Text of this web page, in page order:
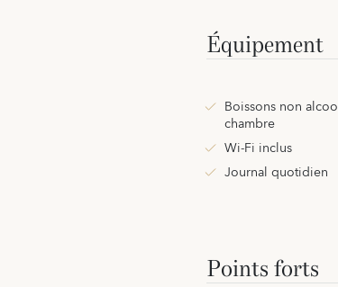
Équipement
Boissons non
chambre
Wi-Fi inclus
Journal quotidien
Points forts